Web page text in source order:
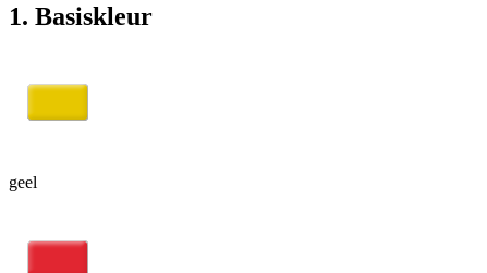
1. Basiskleur
geel